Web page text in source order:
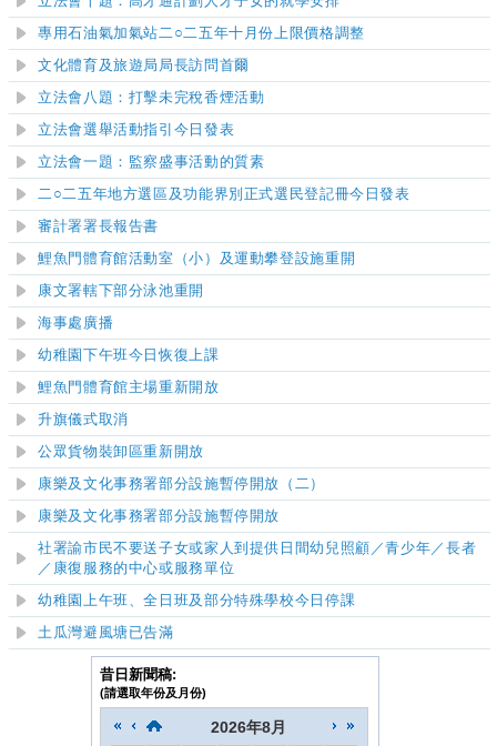
專用石油氣加氣站二○二五年十月份上限價格調整
文化體育及旅遊局局長訪問首爾
立法會八題：打擊未完稅香煙活動
立法會選舉活動指引今日發表
立法會一題：監察盛事活動的質素
二○二五年地方選區及功能界別正式選民登記冊今日發表
審計署署長報告書
鯉魚門體育館活動室（小）及運動攀登設施重開
康文署轄下部分泳池重開
海事處廣播
幼稚園下午班今日恢復上課
鯉魚門體育館主場重新開放
升旗儀式取消
公眾貨物裝卸區重新開放
康樂及文化事務署部分設施暫停開放（二）
康樂及文化事務署部分設施暫停開放
社署諭市民不要送子女或家人到提供日間幼兒照顧／青少年／長者
／康復服務的中心或服務單位
幼稚園上午班、全日班及部分特殊學校今日停課
土瓜灣避風塘已告滿
昔日新聞稿:
(請選取年份及月份)
2026年8月